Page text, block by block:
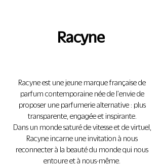
Racyne
Racyne est une jeune marque française de
parfum contemporaine née de l'envie de
proposer une parfumerie alternative : plus
transparente, engagée et inspirante.
Dans un monde saturé de vitesse et de virtuel,
Racyne incarne une invitation à nous
reconnecter à la beauté du monde qui nous
entoure et à nous-même.